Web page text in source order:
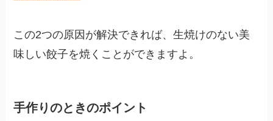
この2つの原因が解決できれば、生焼けのない美
味しい餃子を焼くことができますよ。
手作りのときのポイント